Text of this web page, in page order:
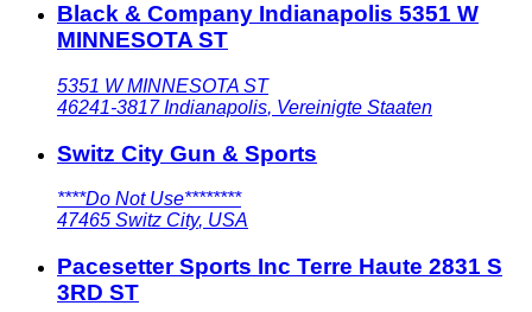
Black & Company Indianapolis 5351 W
MINNESOTA ST
5351 W MINNESOTA ST
46241-3817 Indianapolis, Vereinigte Staaten
Switz City Gun & Sports
****Do Not Use********
47465 Switz City, USA
Pacesetter Sports Inc Terre Haute 2831 S
3RD ST